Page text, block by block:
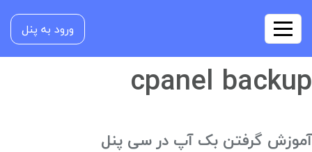
ورود به پنل
cpanel backup
آموزش گرفتن بک آپ در سی پنل